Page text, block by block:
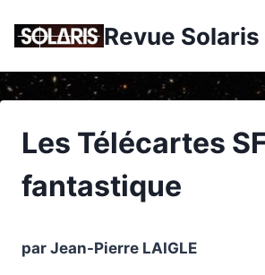
Revue Solaris
Les Télécartes
fantastique
par Jean-Pierre LAIGLE